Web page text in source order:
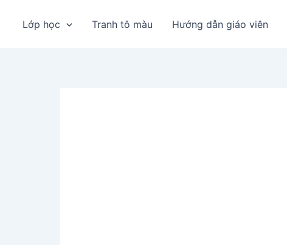
Lớp học Tranh tô màu Hướng dẫn giáo viên